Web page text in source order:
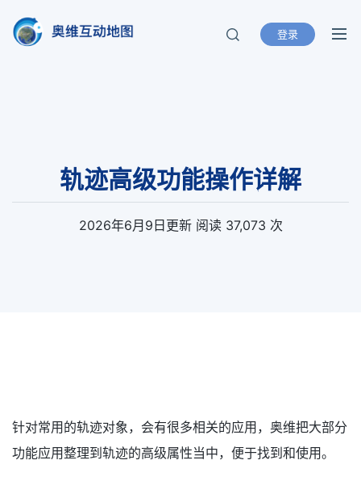
奥维互动地图
北京元生华网软件有限公司 400-893-
登录
轨迹高级功能操作详解
2026年6月9日 更新 阅读 37,073 次
针对常用的轨迹对象，会有很多相关的应用，奥维把大部分
功能应用整理到轨迹的高级属性当中，便于找到和使用。